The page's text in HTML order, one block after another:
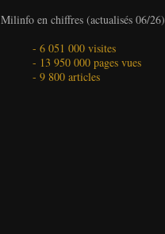
Milinfo en chiffres (actualisés 06/26)
- 6 051 000 visites
- 13 950 000 pages vues
- 9 800 articles